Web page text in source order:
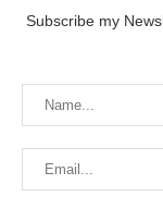
Subscribe my